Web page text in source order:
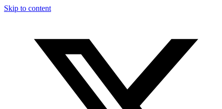
Skip to content